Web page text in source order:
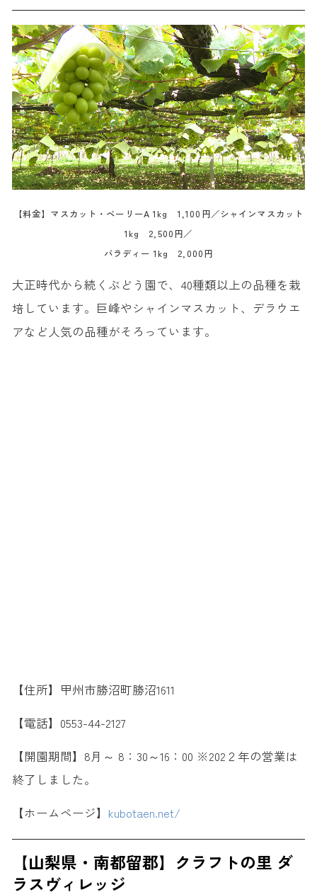
【料金】マスカット・ベーリーA 1kg 1,100円／シャインマスカット
1kg 2,500円／
バラディー 1kg 2,000円
大正時代から続くぶどう園で、40種類以上の品種を栽
培しています。巨峰やシャインマスカット、デラウエ
アなど人気の品種がそろっています。
【住所】甲州市勝沼町勝沼1611
【電話】0553-44-2127
【開園期間】8月～ 8：30～16：00 ※202２年の営業は
終了しました。
【ホームページ】 kubotaen.net/
【山梨県・南都留郡】クラフトの里 ダ
ラスヴィレッジ